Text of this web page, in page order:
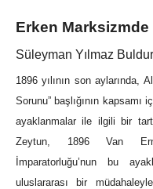
Erken Marksizmde
Süleyman Yılmaz
1896 yılının son aylarında,
Sorunu” başlığının kapsamı
ayaklanmalar ile ilgili bir
Zeytun, 1896 Van
İmparatorluğu’nun bu
uluslararası bir